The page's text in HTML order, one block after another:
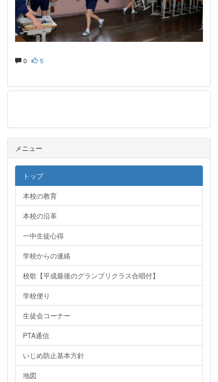
0 5
メニュー
トップ
本校の教育
本校の沿革
一中生徒心得
学校からの連絡
校歌【平成最後のグランプリクラス合唱付】
学校便り
生徒会コーナー
PTA通信
いじめ防止基本方針
地図